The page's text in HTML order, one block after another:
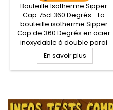
Bouteille Isotherme Sipper
Cap 75cl 360 Degrés - La
bouteille isotherme Sipper
Cap de 360 Degrés en acier
inoxydable à double paroi
empêche autant la formation
de condensation à l'extérieur
de la gourde, mais
de votre boisson préférée.
Double bouchon d'ouverture,
En savoir plus